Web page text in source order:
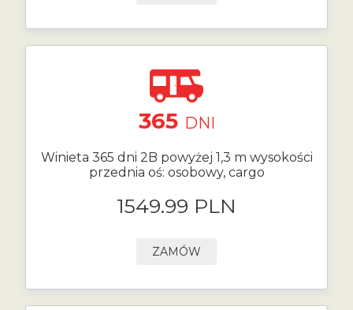
365 DNI
Winieta 365 dni 2B powyżej 1,3 m wysokości
przednia oś: osobowy, cargo
1549.99 PLN
ZAMÓW